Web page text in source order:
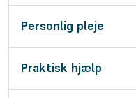
Personlig pleje
Praktisk hjælp